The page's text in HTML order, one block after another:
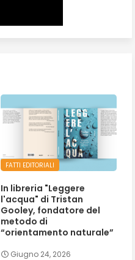
FATTI EDITORIALI
In libreria "Leggere
l'acqua" di Tristan
Gooley, fondatore del
metodo di
“orientamento naturale”
Giugno 24, 2026